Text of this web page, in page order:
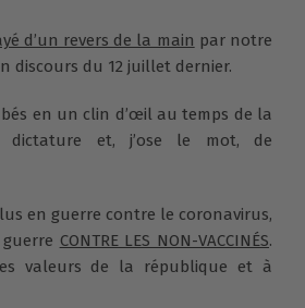
d’un revers de la main par notre
discours du 12 juillet dernier.
en un clin d’œil au temps de la
dictature et, j’ose le mot, de
en guerre contre le coronavirus,
CONTRE LES NON-VACCINÉS.
valeurs de la république et à